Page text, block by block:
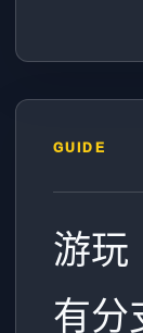
GUIDE
游玩
有分